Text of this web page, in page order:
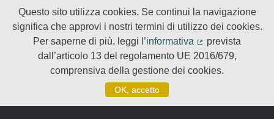
Questo sito utilizza cookies. Se continui la navigazione
significa che approvi i nostri termini di utilizzo dei cookies.
Per saperne di più, leggi l’informativa
(Collegamento
prevista
dall’articolo 13 del regolamento UE 2016/679,
comprensiva della gestione dei cookies.
OK, accetto